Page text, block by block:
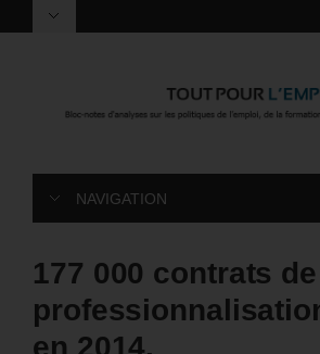
NAVIGATION
177 000 contrats de